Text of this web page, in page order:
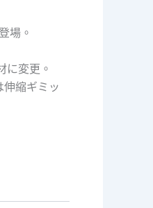
場。
に変更。
縮ギミッ